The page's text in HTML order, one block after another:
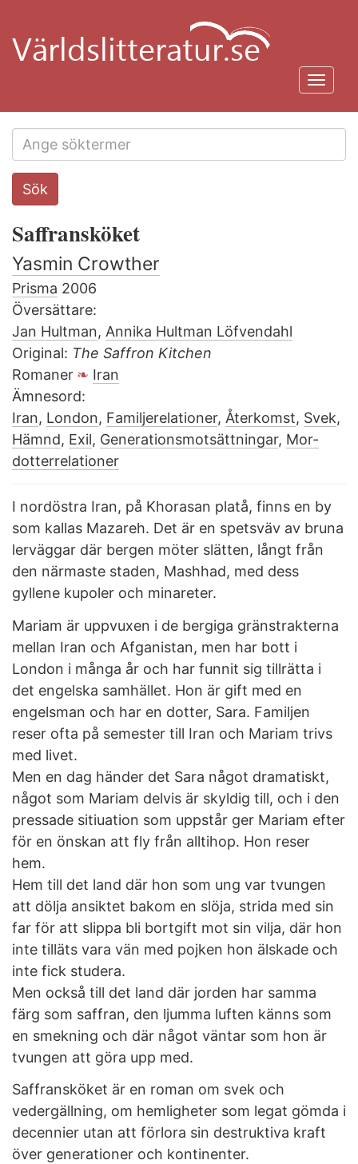
huvudinnehåll
Search
this
Sök
Saffransköket
Yasmin Crowther
Prisma 2006
Översättare:
Jan Hultman, Annika Hultman Löfvendahl
Original: The Saffron Kitchen
Romaner
Iran
Ämnesord:
Iran, London, Familjerelationer, Återkomst, Svek,
Hämnd, Exil, Generationsmotsättningar, Mor-
dotterrelationer
I nordöstra Iran, på Khorasan platå, finns en by
som kallas Mazareh. Det är en spetsväv av bruna
lerväggar där bergen möter slätten, långt från
den närmaste staden, Mashhad, med dess
gyllene kupoler och minareter.
Mariam är uppvuxen i de bergiga gränstrakterna
mellan Iran och Afganistan, men har bott i
London i många år och har funnit sig tillrätta i
det engelska samhället. Hon är gift med en
engelsman och har en dotter, Sara. Familjen
reser ofta på semester till Iran och Mariam trivs
med livet.
Men en dag händer det Sara något dramatiskt,
något som Mariam delvis är skyldig till, och i den
pressade sitiuation som uppstår ger Mariam efter
för en önskan att fly från alltihop. Hon reser
hem.
Hem till det land där hon som ung var tvungen
att dölja ansiktet bakom en slöja, strida med sin
far för att slippa bli bortgift mot sin vilja, där hon
inte tilläts vara vän med pojken hon älskade och
inte fick studera.
Men också till det land där jorden har samma
färg som saffran, den ljumma luften känns som
en smekning och där något väntar som hon är
tvungen att göra upp med.
Saffransköket är en roman om svek och
vedergällning, om hemligheter som legat gömda i
decennier utan att förlora sin destruktiva kraft
över generationer och kontinenter.